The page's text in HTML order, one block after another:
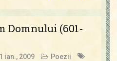
Domnului (601-
1 ian., 2009 Poezii